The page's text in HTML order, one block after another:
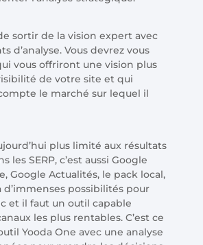
sortir de la vision expert avec
d’analyse. Vous devrez vous
vous offriront une vision plus
de votre site et qui
le marché sur lequel il
plus limité aux résultats
les SERP, c’est aussi Google
Google Actualités, le pack local,
d’immenses possibilités pour
et il faut un outil capable
les plus rentables. C’est ce
Yooda One avec une analyse